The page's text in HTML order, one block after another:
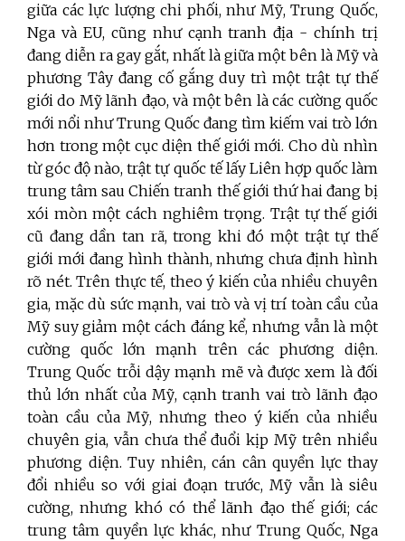
giữa các lực lượng chi phối, như Mỹ, Trung Quốc,
Nga và EU, cũng như cạnh tranh địa - chính trị
đang diễn ra gay gắt, nhất là giữa một bên là Mỹ và
phương Tây đang cố gắng duy trì một trật tự thế
giới do Mỹ lãnh đạo, và một bên là các cường quốc
mới nổi như Trung Quốc đang tìm kiếm vai trò lớn
hơn trong một cục diện thế giới mới. Cho dù nhìn
từ góc độ nào, trật tự quốc tế lấy Liên hợp quốc làm
trung tâm sau Chiến tranh thế giới thứ hai đang bị
xói mòn một cách nghiêm trọng. Trật tự thế giới
cũ đang dần tan rã, trong khi đó một trật tự thế
giới mới đang hình thành, nhưng chưa định hình
rõ nét. Trên thực tế, theo ý kiến của nhiều chuyên
gia, mặc dù sức mạnh, vai trò và vị trí toàn cầu của
Mỹ suy giảm một cách đáng kể, nhưng vẫn là một
cường quốc lớn mạnh trên các phương diện.
Trung Quốc trỗi dậy mạnh mẽ và được xem là đối
thủ lớn nhất của Mỹ, cạnh tranh vai trò lãnh đạo
toàn cầu của Mỹ, nhưng theo ý kiến của nhiều
chuyên gia, vẫn chưa thể đuổi kịp Mỹ trên nhiều
phương diện. Tuy nhiên, cán cân quyền lực thay
đổi nhiều so với giai đoạn trước, Mỹ vẫn là siêu
cường, nhưng khó có thể lãnh đạo thế giới; các
trung tâm quyền lực khác, như Trung Quốc, Nga